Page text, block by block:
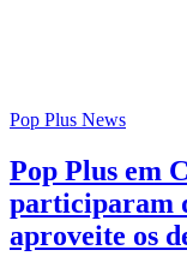
Pop Plus News
Pop Plus em
participaram
aproveite os